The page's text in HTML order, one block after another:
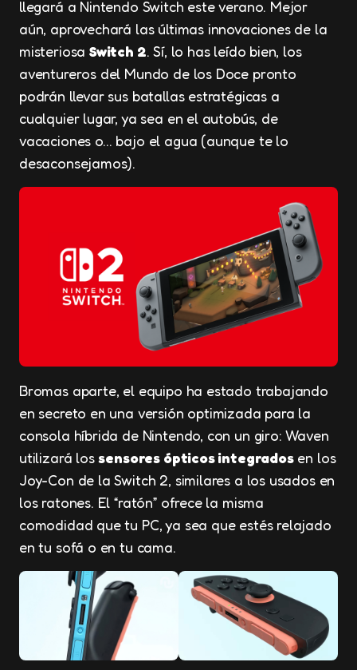
llegará a Nintendo Switch este verano. Mejor
aún, aprovechará las últimas innovaciones de la
misteriosaSwitch 2. Sí, lo has leído bien, los
aventureros del Mundo de los Doce pronto
podrán llevar sus batallas estratégicas a
cualquier lugar, ya sea en el autobús, de
vacaciones o… bajo el agua (aunque te lo
desaconsejamos).
Bromas aparte, el equipo ha estado trabajando
en secreto en una versión optimizada para la
consola híbrida de Nintendo, con un giro: Waven
utilizará lossensores ópticos integradosen los
Joy-Con de la Switch 2, similares a los usados en
los ratones. El “ratón” ofrece la misma
comodidad que tu PC, ya sea que estés relajado
en tu sofá o en tu cama.